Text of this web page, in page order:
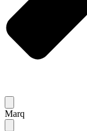
Marq